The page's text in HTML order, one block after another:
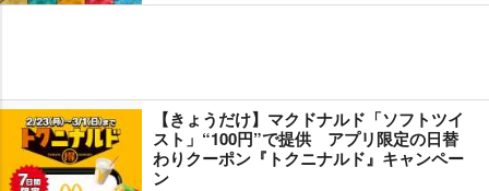
【きょうだけ】マクドナルド「ソフトツイ
スト」“100円”で提供 アプリ限定の日替
わりクーポン『トクニナルド』キャンペー
ン